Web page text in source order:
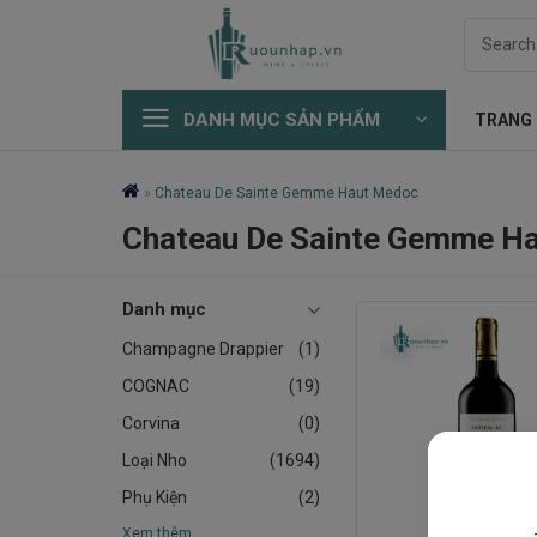
DANH MỤC SẢN PHẨM TRANG
» Chateau De Sainte Gemme Haut Medoc
Chateau De Sainte Gemme
Danh mục
Champagne Drappier
(1)
COGNAC
(19)
Corvina
(0)
Loại Nho
(1694)
Phụ Kiện
(2)
Xem thêm